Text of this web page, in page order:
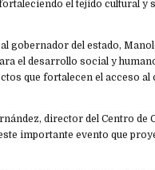
el tejido cultural y
gobernador del estado,
el desarrollo social y
que fortalecen el acceso
director del Centro de
importante evento que